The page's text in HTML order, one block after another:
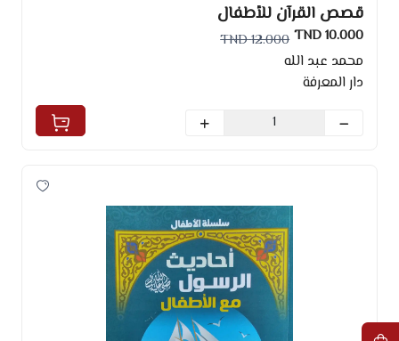
قصص القرآن للأطفال
10.000 TND
12.000 TND
محمد عبد الله
دار المعرفة